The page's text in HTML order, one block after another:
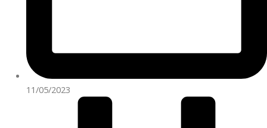
11/05/2023